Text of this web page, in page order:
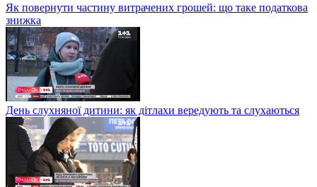
Як повернути частину витрачених грошей: що таке податкова
знижка
День слухняної дитини: як дітлахи вередують та слухаються